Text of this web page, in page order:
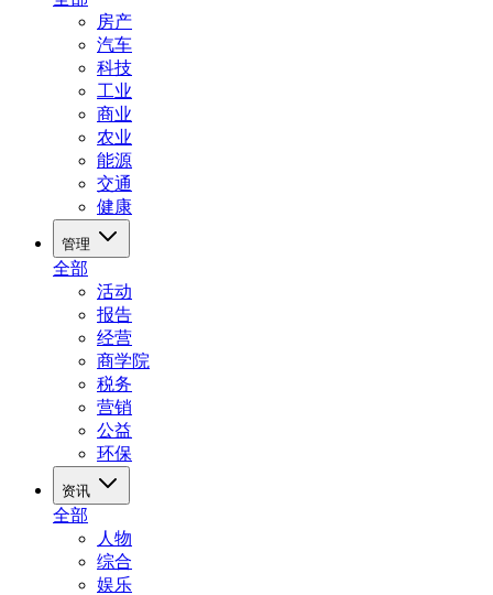
房产
汽车
科技
工业
商业
农业
能源
交通
健康
管理
全部
活动
报告
经营
商学院
税务
营销
公益
环保
资讯
全部
人物
综合
娱乐